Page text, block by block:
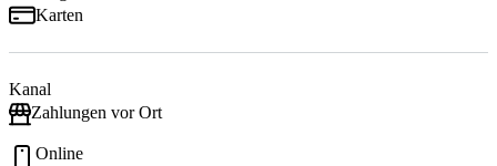
Karten
Kanal
Zahlungen vor Ort
Online